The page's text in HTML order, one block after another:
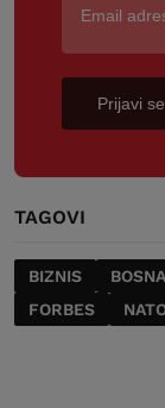
Prijavi se
TAGOVI
BIZNIS
FORBES